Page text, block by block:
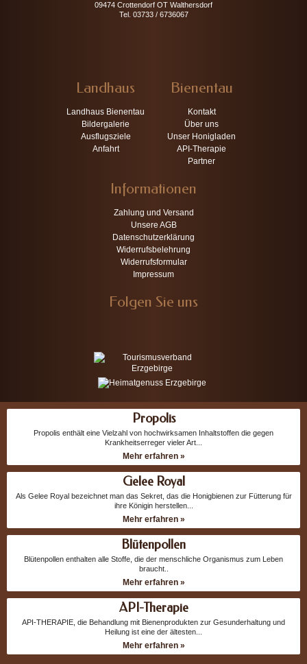
09474 Crottendorf OT Walthersdorf
Tel. 03733 / 6736067
Landhaus
Landhaus Bienentau
Bildergalerie
Ausflugsziele
Anfahrt
Bienentau
Kontakt
Über uns
Unser Honigladen
API-Therapie
Partner
Informationen
Zahlung und Versand
Unsere AGB
Datenschutzerklärung
Widerrufsbelehrung
Widerrufsformular
Impressum
Folgen Sie uns
Propolis
Propolis enthält eine Vielzahl von hochwirksamen Inhaltstoffen die gegen
Krankheitserreger vieler Art...
Mehr erfahren »
Gelee Royal
Als Gelee Royal bezeichnet man das Sekret, das die Honigbienen zur Fütterung für
ihre Königin herstellen...
Mehr erfahren »
Blütenpollen
Blütenpollen enthalten alle Stoffe, die der menschliche Organismus zum Leben
braucht..
Mehr erfahren »
API-Therapie
API-THERAPIE, die Behandlung mit Bienenprodukten zur Gesunderhaltung und
Heilung ist eine der ältesten...
Mehr erfahren »